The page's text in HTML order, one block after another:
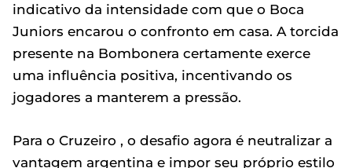
indicativo da intensidade com que o Boca
Juniors encarou o confronto em casa. A torcida
presente na Bombonera certamente exerce
uma influência positiva, incentivando os
jogadores a manterem a pressão.
Para o Cruzeiro , o desafio agora é neutralizar a
vantagem argentina e impor seu próprio estilo